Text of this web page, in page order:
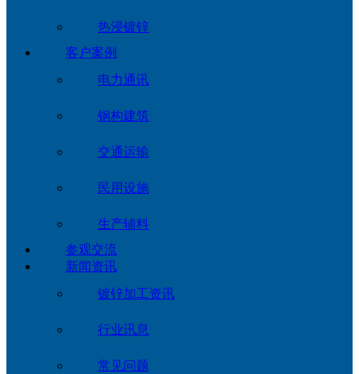
热浸镀锌
客户案例
电力通讯
钢构建筑
交通运输
民用设施
生产辅料
参观交流
新闻资讯
镀锌加工资讯
行业讯息
常见问题